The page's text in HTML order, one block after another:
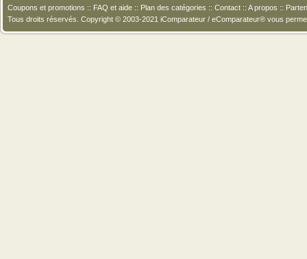
Coupons et promotions :: FAQ et aide :: Plan des catégories :: Contact :: A propos ::
Tous droits réservés. Copyright © 2003-2021 iComparateur / eComparateur® vous